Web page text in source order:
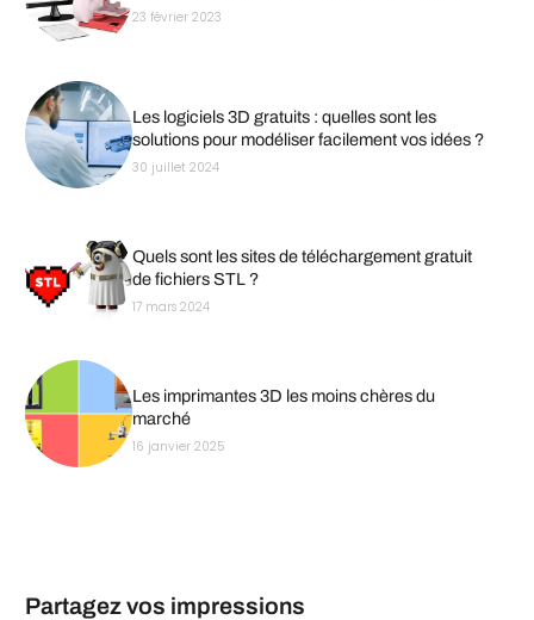
23 février 2023
Les logiciels 3D gratuits : quelles sont les
solutions pour modéliser facilement vos idées ?
30 juillet 2024
Quels sont les sites de téléchargement gratuit
de fichiers STL ?
17 mars 2024
Les imprimantes 3D les moins chères du
marché
16 janvier 2025
Partagez vos impressions